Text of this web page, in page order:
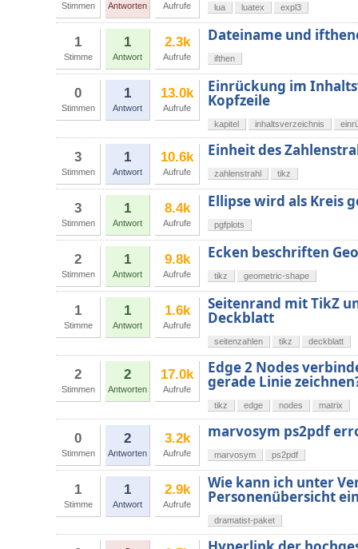
Stimmen Antworten Aufrufe lua luatex expl3
1
Stimme
1
Antwort
2.3k
Aufrufe
Dateiname und
ifthen
0
Stimmen
1
Antwort
13.0k
Aufrufe
Einrückung im
Kopfzeile
kapitel inhaltsverzeichnis
3
Stimmen
1
Antwort
10.6k
Aufrufe
Einheit des
zahlenstrahl tikz
3
Stimmen
1
Antwort
8.4k
Aufrufe
Ellipse wird als Kreis
pgfplots
2
Stimmen
1
Antwort
9.8k
Aufrufe
Ecken beschriften
tikz geometric-shape
1
Stimme
1
Antwort
1.6k
Aufrufe
Seitenrand mit TikZ
Deckblatt
seitenzahlen tikz deckblatt
2
Stimmen
2
Antworten
17.0k
Aufrufe
Edge 2 Nodes
gerade Linie
tikz edge nodes matrix
0
Stimmen
2
Antworten
3.2k
Aufrufe
marvosym ps2pdf
marvosym ps2pdf
1
Stimme
1
Antwort
2.9k
Aufrufe
Wie kann ich unter
Personenübersicht
dramatist-paket